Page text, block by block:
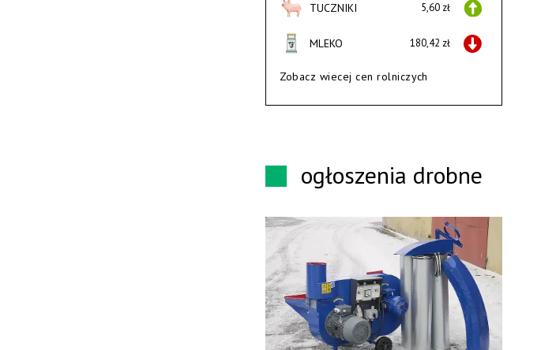
TUCZNIKI 5,60 zł
MLEKO 180,42 zł
Zobacz wiecej cen rolniczych
ogłoszenia drobne